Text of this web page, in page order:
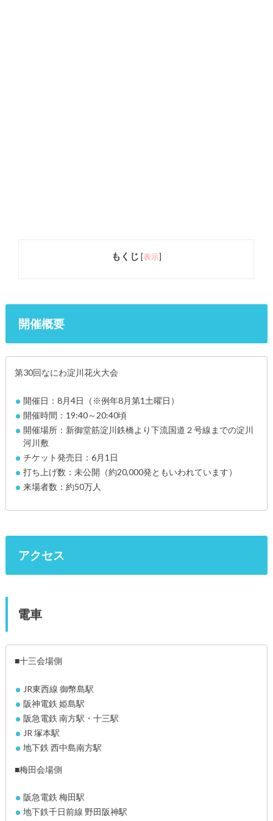
もくじ [表示]
開催概要
第30回なにわ淀川花火大会
開催日：8月4日（※例年8月第1土曜日）
開催時間：19:40～20:40頃
開催場所：新御堂筋淀川鉄橋より下流国道２号線までの淀川
河川敷
チケット発売日：6月1日
打ち上げ数：未公開（約20,000発ともいわれています）
来場者数：約50万人
アクセス
電車
■十三会場側
JR東西線 御幣島駅
阪神電鉄 姫島駅
阪急電鉄 南方駅・十三駅
JR 塚本駅
地下鉄 西中島南方駅
■梅田会場側
阪急電鉄 梅田駅
地下鉄千日前線 野田阪神駅